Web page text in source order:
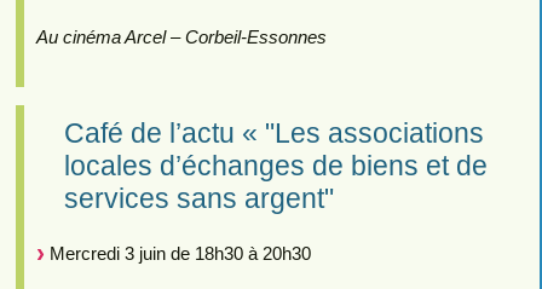
Au cinéma Arcel – Corbeil-Essonnes
Café de l’actu « "Les associations
locales d’échanges de biens et de
services sans argent"
Mercredi 3 juin de 18h30 à 20h30